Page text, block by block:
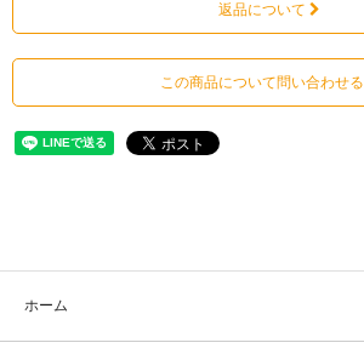
返品について
この商品について問い合わせる
ホーム